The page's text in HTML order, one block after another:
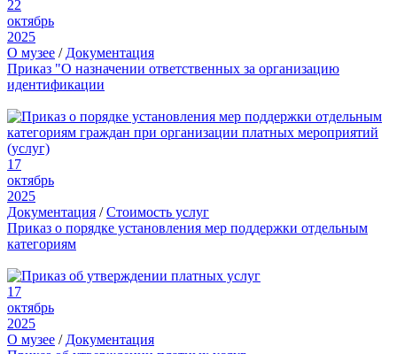
22
октябрь
2025
О музее / Документация
Приказ "О назначении ответственных за организацию
идентификации
17
октябрь
2025
Документация /Стоимость услуг
Приказ о порядке установления мер поддержки отдельным
категориям
17
октябрь
2025
О музее / Документация